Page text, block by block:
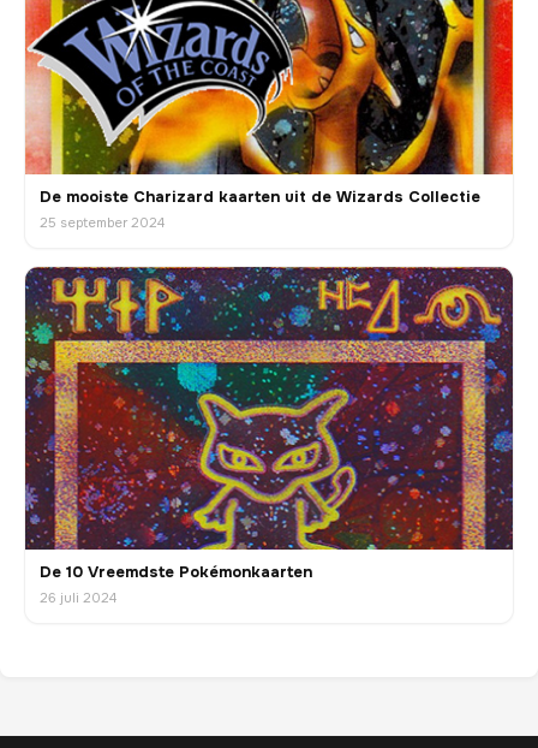
De mooiste Charizard kaarten uit de Wizards Collectie
25 september 2024
De 10 Vreemdste Pokémonkaarten
26 juli 2024